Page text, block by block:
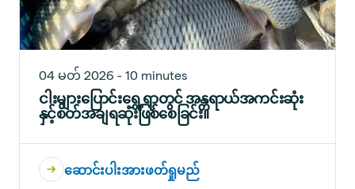
04 မတ် 2026 - 10 minutes
ငါးများပြောင်းရွှေ့ရာတွင် အန္တရာယ်အကင်းဆုံး
နှင့်စိတ်အချရဆုံးဖြစ်စေခြင်း။
ဆောင်းပါးအားဖတ်ရှုမည်